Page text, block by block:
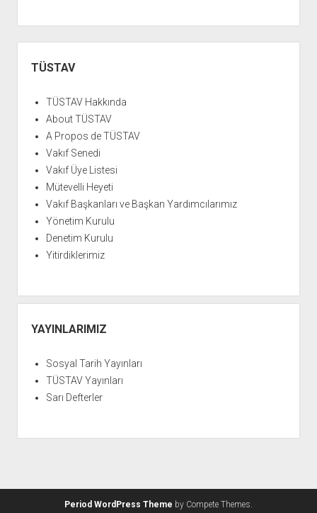
Menü
TÜSTAV
TÜSTAV Hakkında
About TÜSTAV
A Propos de TÜSTAV
Vakıf Senedi
Vakıf Üye Listesi
Mütevelli Heyeti
Vakıf Başkanları ve Başkan Yardımcılarımız
Yönetim Kurulu
Denetim Kurulu
Yitirdiklerimiz
YAYINLARIMIZ
Sosyal Tarih Yayınları
TÜSTAV Yayınları
Sarı Defterler
Period WordPress Theme by Compete Themes.